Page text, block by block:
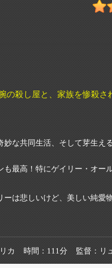
の殺し屋と、家族を惨殺さ
妙な共同生活、そして芽生え
最高！特にゲイリー・オー
は悲しいけど、美しい純愛
カ 時間 111分 監督 リ